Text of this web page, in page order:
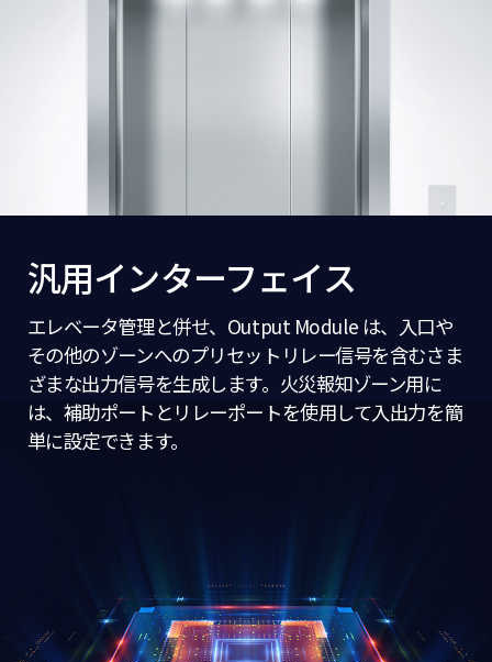
汎用インターフェイス
エレベータ管理と併せ、Output Module は、入口や
その他のゾーンへのプリセットリレー信号を含むさま
ざまな出力信号を生成します。火災報知ゾーン用に
は、補助ポートとリレーポートを使用して入出力を簡
単に設定できます。